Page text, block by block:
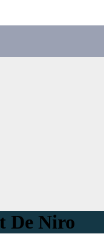
De Niro